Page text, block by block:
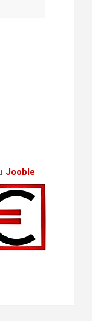
Jooble